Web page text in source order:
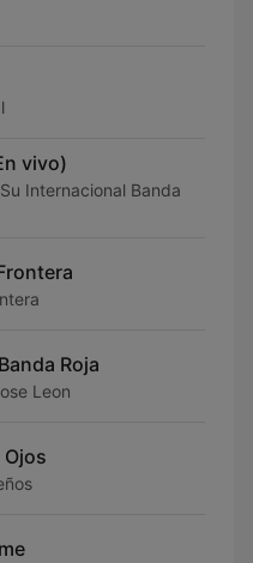
vivo)
Internacional Banda
Roja
Leon
Ojos